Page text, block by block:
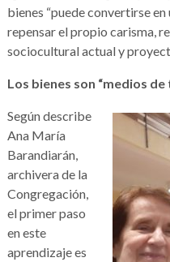
bienes “puede convertirse
repensar el propio carisma,
sociocultural actual y
Los bienes son “medios
Según describe
Ana María
Barandiarán,
archivera de la
Congregación,
el primer paso
en este
aprendizaje es